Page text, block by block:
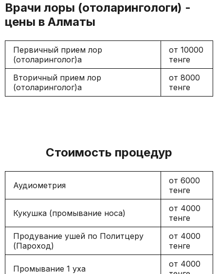
Врачи лоры (отоларингологи) -
цены в Алматы
Первичный прием лор
(отоларинголог)а
от 10000
тенге
Вторичный прием лор
(отоларинголог)а
от 8000
тенге
Стоимость процедур
Аудиометрия
от 6000
тенге
Кукушка (промывание носа)
от 4000
тенге
Продувание ушей по Политцеру
(Пароход)
от 4000
тенге
Промывание 1 уха
от 4000